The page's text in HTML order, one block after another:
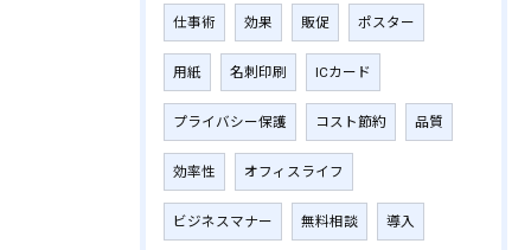
仕事術 効果 販促 ポスター
用紙 名刺印刷 ICカード
プライバシー保護 コスト節約 品質
効率性 オフィスライフ
ビジネスマナー 無料相談 導入